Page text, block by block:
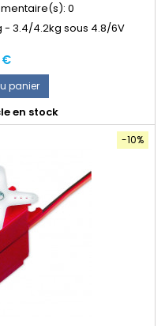
0
- 3.4/4.2kg sous 4.8/6V
€
panier
en stock
-10%